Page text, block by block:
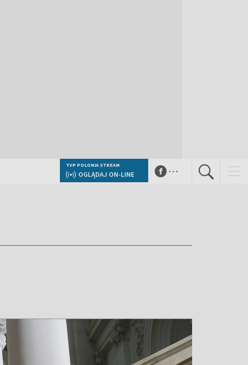
TVP POLONIA STREAM
OGLĄDAJ ON-LINE ...